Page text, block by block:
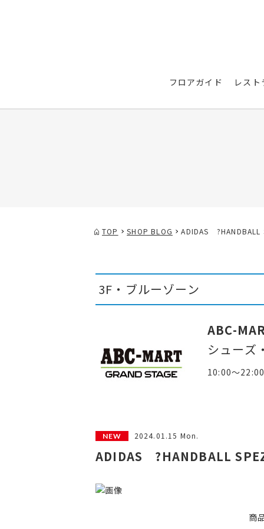
フロアガイド レス
TOP SHOP BLOG ADIDAS ?HANDBALL
3F・ブルーゾーン
ABC-
シューズ
10:00～
2024.01.15 Mon.
ADIDAS ?HANDBALL
商